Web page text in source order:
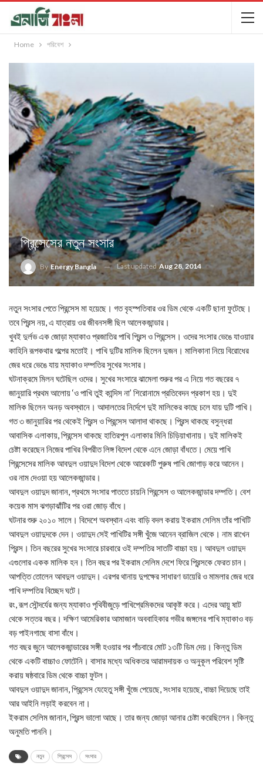
Home পরিবেশ
প্রিন্সেসের নতুন সংসার
ByEnergy Bangla Last updatedAug 28, 2014
নতুন সংসার পেতে প্রিন্সেস মা হয়েছে। গত বৃহস্পতিবার ওর ডিম থেকে একটি ছানা ফুটেছে।
তবে প্রিন্স নয়, এ যাত্রায় ওর জীবনসঙ্গী ছিল আলেকজান্ডার।
খুবই দুর্লভ এক জোড়া ম্যাকাও প্রজাতির পাখি প্রিন্স ও প্রিন্সেস। ওদের সংসার ভেঙে যাওয়ার
কাহিনি রূপকথার গল্পের মতোই। পাখি দুটির মালিক ছিলেন দুজন। মালিকানা নিয়ে বিরোধের
জের ধরে ভেঙে যায় ম্যাকাও দম্পতির সুখের সংসার।
ঘটনাক্রমে মিলন ঘটেছিল ওদের। সুখের সংসারে ঝামেলা শুরুর পর এ নিয়ে গত বছরের ৭
জানুয়ারি প্রথম আলোয় ‘ও পাখি তুই কান্দিস না’ শিরোনামে প্রতিবেদন প্রকাশ হয়। দুই
মালিক ছিলেন অনড় অবস্থানে। আদালতের নির্দেশে দুই মালিকের কাছে চলে যায় দুটি পাখি।
গত ৩ জানুয়ারির পর থেকেই প্রিন্স ও প্রিন্সেস আলাদা থাকছে। প্রিন্স থাকছে বসুন্ধরা
আবাসিক এলাকায়, প্রিন্সেস থাকছে হাতিরপুল এলাকার মিনি চিড়িয়াখানায়। দুই মালিকই
চেষ্টা করেছেন নিজের পাখির বিপরীত লিঙ্গ বিদেশ থেকে এনে জোড়া বাঁধতে। মেয়ে পাখি
প্রিন্সেসের মালিক আবদুল ওয়াদুদ বিদেশ থেকে আরেকটি পুরুষ পাখি জোগাড় করে আনেন।
ওর নাম দেওয়া হয় আলেকজান্ডার।
আবদুল ওয়াদুদ জানান, প্রথমে সংসার পাততে চায়নি প্রিন্সেস ও আলেকজান্ডার দম্পতি। বেশ
কয়েক মাস ঝগড়াঝাঁটির পর ওরা জোড় বাঁধে।
ঘটনার শুরু ২০১০ সালে। বিদেশে অবস্থান এবং বাড়ি বদল করায় ইকরাম সেলিম তাঁর পাখিটি
আবদুল ওয়াদুদকে দেন। ওয়াদুদ সেই পাখিটির সঙ্গী খুঁজে আনেন ব্রাজিল থেকে। নাম রাখেন
প্রিন্স। তিন বছরের সুখের সংসারে চারবারে ওই দম্পতির সাতটি বাচ্চা হয়। আবদুল ওয়াদুদ
এগুলোর একক মালিক হন। তিন বছর পর ইকরাম সেলিম দেশে ফিরে প্রিন্সকে ফেরত চান।
আপত্তি তোলেন আবদুল ওয়াদুদ। এরপর থানায় দুপক্ষের সাধারণ ডায়েরি ও মামলার জের ধরে
পাখি দম্পতির বিচ্ছেদ ঘটে।
রং, রূপ সৌন্দর্যের জন্য ম্যাকাও পৃথিবীজুড়ে পাখিপ্রেমিকদের আকৃষ্ট করে। এদের আয়ু ষাট
থেকে সত্তর বছর। দক্ষিণ আমেরিকার আমাজান অববাহিকার গভীর জঙ্গলের পাখি ম্যাকাও বড়
বড় পাইনগাছে বাসা বাঁধে।
গত বছর জুনে আলেকজান্ডারের সঙ্গী হওয়ার পর পাঁচবারে মোট ১৩টি ডিম দেয়। কিন্তু ডিম
থেকে একটি বাচ্চাও ফোটেনি। বাসার মধ্যে অধিকতর আরামদায়ক ও অনুকূল পরিবেশ সৃষ্টি
করায় ষষ্ঠবারে ডিম থেকে বাচ্চা ফুটল।
আবদুল ওয়াদুদ জানান, প্রিন্সেস যেহেতু সঙ্গী খুঁজে পেয়েছে, সংসার হয়েছে, বাচ্চা দিয়েছে তাই
আর আইনি লড়াই করবেন না।
ইকরাম সেলিম জানান, প্রিন্স ভালো আছে। তার জন্য জোড়া আনার চেষ্টা করেছিলেন। কিন্তু
অনুমতি পাননি।
নতুন প্রিন্সেস সংসার